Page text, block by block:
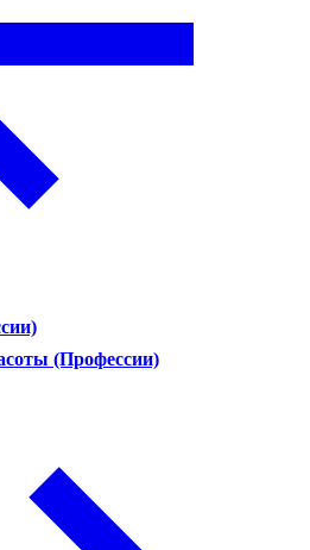
(Профессии)